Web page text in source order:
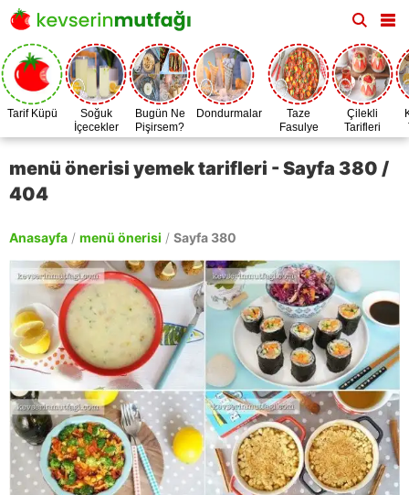
Tarif Küpü
Soğuk
İçecekler
Bugün Ne
Pişirsem?
Dondurmalar
Taze
Fasulye
Zamanı
Çilekli
Tarifleri
menü önerisi yemek tarifleri - Sayfa 380 /
404
Anasayfa / menü önerisi / Sayfa 380